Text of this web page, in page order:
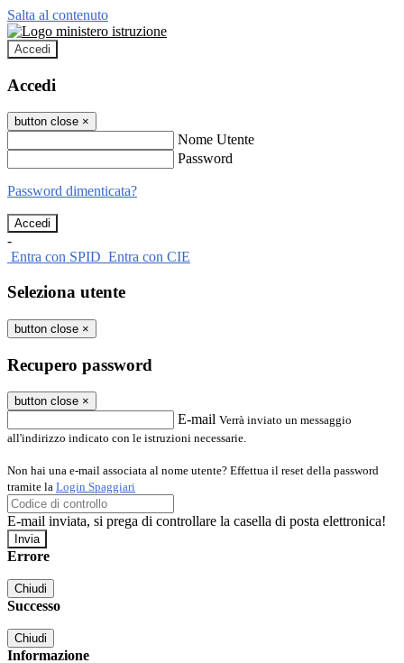
Salta al contenuto
Accedi
Accedi
button close ×
Nome Utente
Password
Password dimenticata?
-
Entra con SPID Entra con CIE
Seleziona utente
button close ×
Recupero password
button close ×
E-mail Verrà inviato un messaggio
all'indirizzo indicato con le istruzioni necessarie.
Non hai una e-mail associata al nome utente? Effettua il reset della password
tramite la Login Spaggiari
E-mail inviata, si prega di controllare la casella di posta elettronica!
Errore
Chiudi
Successo
Chiudi
Informazione